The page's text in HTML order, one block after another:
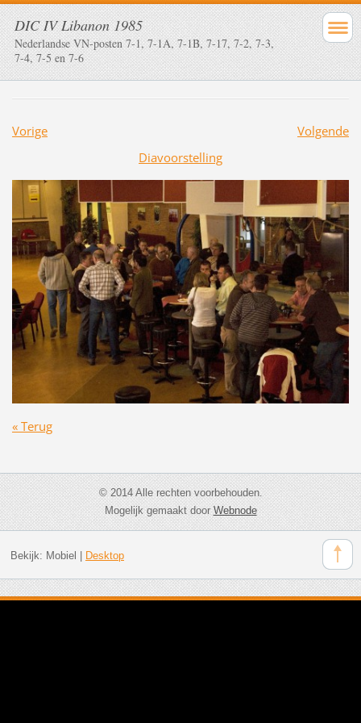
DIC IV Libanon 1985
Nederlandse VN-posten 7-1, 7-1A, 7-1B, 7-17, 7-2, 7-3,
7-4, 7-5 en 7-6
Vorige
Volgende
Diavoorstelling
« Terug
© 2014 Alle rechten voorbehouden.
Mogelijk gemaakt doorWebnode
Bekijk: Mobiel Desktop